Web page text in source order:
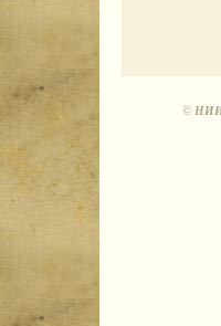
© НИИ